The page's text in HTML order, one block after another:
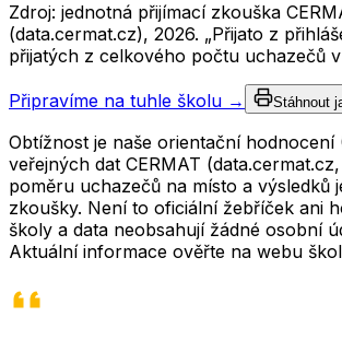
Zdroj: jednotná přijímací zkouška
(data.cermat.cz), 2026. „Přijato z
přijatých z celkového počtu uchazečů
Připravíme na tuhle školu → Stáhnout
Obtížnost je naše orientační hodnocení
veřejných dat CERMAT
poměru uchazečů na místo a výsledků
zkoušky. Není to oficiální žebříček ani
školy a data neobsahují žádné osobní
Aktuální informace ověřte na webu